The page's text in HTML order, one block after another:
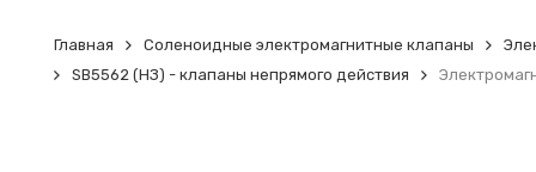
Главная Соленоидные электромагнитные клапаны
SB5562 (НЗ) - клапаны непрямого действия